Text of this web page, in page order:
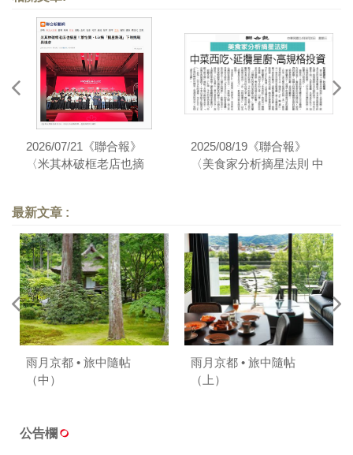
2026/07/21《聯合報》
〈米其林破框老店也摘
2025/08/19《聯合報》
〈美食家分析摘星法則 中
最新文章 :
雨月京都 • 旅中隨帖
（中）
雨月京都 • 旅中隨帖
（上）
公告欄